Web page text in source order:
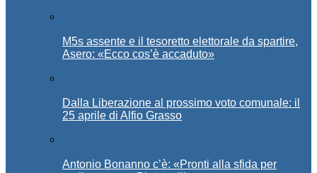
M5s assente e il tesoretto elettorale da spartire,
Asero: «Ecco cos’è accaduto»
Dalla Liberazione al prossimo voto comunale: il
25 aprile di Alfio Grasso
Antonio Bonanno c’è: «Pronti alla sfida per